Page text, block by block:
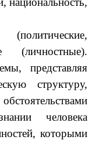
(личностные).
представляя
структуру,
человека
которыми